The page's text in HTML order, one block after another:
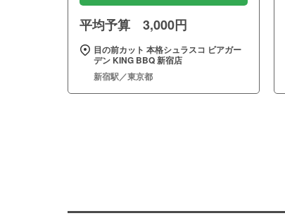
平均予算 3,000円
目の前カット 本格シュラスコ ビアガー
デン KING BBQ 新宿店
新宿駅／東京都